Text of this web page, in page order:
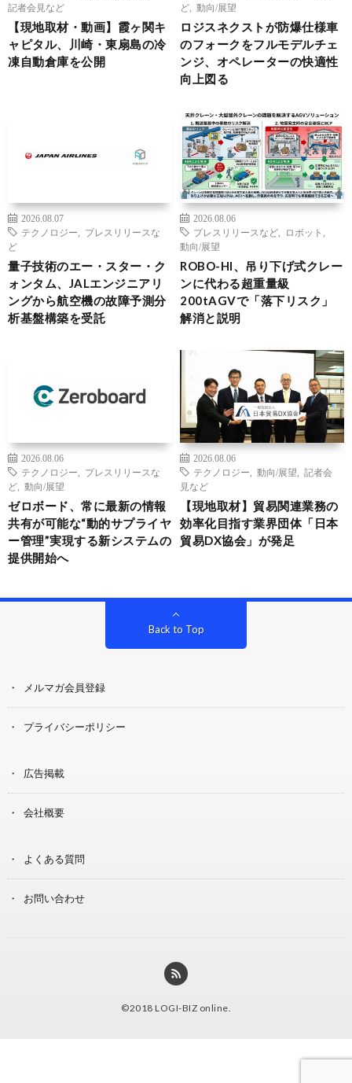
記者会見など
【現地取材・動画】霞ヶ関キ
ャピタル、川崎・東扇島の冷
凍自動倉庫を公開
ど
動向/展望
ロジスネクストが防爆仕様車
のフォークをフルモデルチェ
ンジ、オペレーターの快適性
向上図る
2026.08.07
テクノロジー
プレスリリースな
ど
量子技術のエー・スター・ク
ォンタム、JALエンジニアリ
ングから航空機の故障予測分
析基盤構築を受託
2026.08.06
プレスリリースなど
ロボット
動向/展望
ROBO-HI、吊り下げ式クレー
ンに代わる超重量級
200tAGVで「落下リスク」
解消と説明
2026.08.06
テクノロジー
プレスリリースな
ど
動向/展望
ゼロボード、常に最新の情報
共有が可能な“動的サプライヤ
ー管理”実現する新システムの
提供開始へ
2026.08.06
テクノロジー
動向/展望
記者会
見など
【現地取材】貿易関連業務の
効率化目指す業界団体「日本
貿易DX協会」が発足
Back to Top
メルマガ会員登録
プライバシーポリシー
広告掲載
会社概要
よくある質問
お問い合わせ
©2018 LOGI-BIZ online